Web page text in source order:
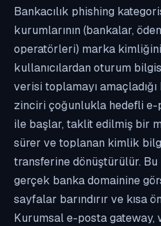
Bankacılık phishing
kurumlarının (bankalar,
operatörleri) marka
kullanıcılardan oturum
verisi toplamayı amaçladığı
zinciri çoğunlukla hedefli e-
ile başlar, taklit edilmiş bir
sürer ve toplanan kimlik
transferine dönüştürülür.
gerçek banka domainine
sayfalar barındırır ve kısa
Kurumsal e-posta